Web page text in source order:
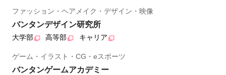
ファッション・ヘアメイク・デザイン・映像
バンタンデザイン研究所
大学部 高等部 キャリア
ゲーム・イラスト・CG・eスポーツ
バンタンゲームアカデミー